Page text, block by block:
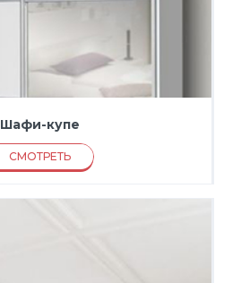
Шафи-купе
СМОТРЕТЬ